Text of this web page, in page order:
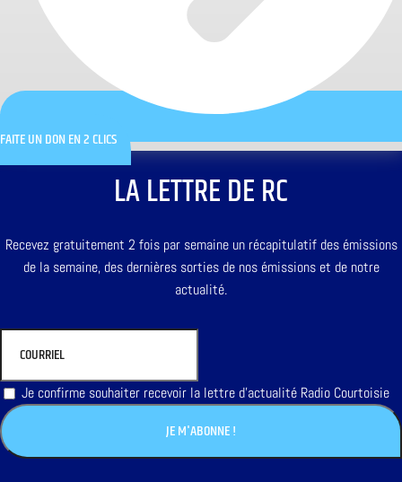
FAITE UN DON EN 2 CLICS
LA LETTRE DE RC
Recevez gratuitement 2 fois par semaine un récapitulatif des émissions
de la semaine, des dernières sorties de nos émissions et de notre
actualité.
Je confirme souhaiter recevoir la lettre d'actualité Radio Courtoisie